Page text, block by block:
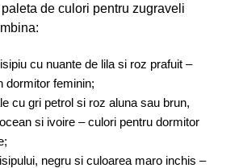
de culori pentru zugraveli
cu nuante de lila si roz prafuit –
dormitor feminin;
cu gri petrol si roz aluna sau brun,
si ivoire – culori pentru dormitor
negru si culoarea maro inchis –